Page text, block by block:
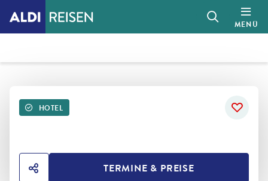
MENÜ
HOTEL
HOTEL TEILENTERMINE & PREISE